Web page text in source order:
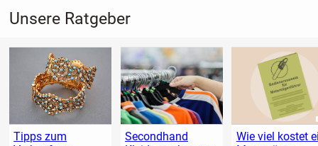
Unsere Ratgeber
Tipps zum
Secondhand
Wie viel kostet